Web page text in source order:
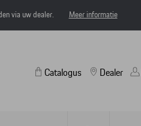
via uw dealer. Meer informatie
Catalogus Dealer